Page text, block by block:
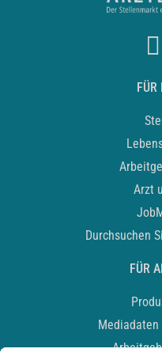
FÜR
Arzt
Durchsuchen
FÜR
Mediadaten